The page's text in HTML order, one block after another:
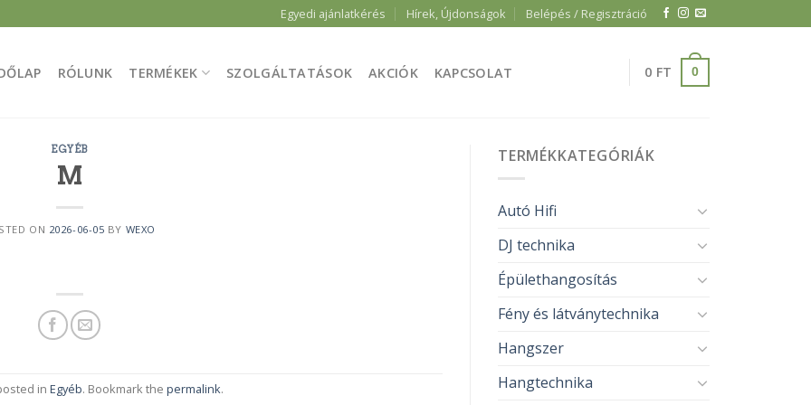
Egyedi ajánlatkérés Hírek, Újdonságok Belépés / Regisztráció
RÓLUNK TERMÉKEK SZOLGÁLTATÁSOK AKCIÓK KAPCSOLAT 0 FT 0
EGYÉB
M
ON 2026-06-05 BY WEXO
in Egyéb. Bookmark the permalink.
TERMÉKKATEGÓRIÁK
Autó Hifi
DJ technika
Épülethangosítás
Fény és látványtechnika
Hangszer
Hangtechnika